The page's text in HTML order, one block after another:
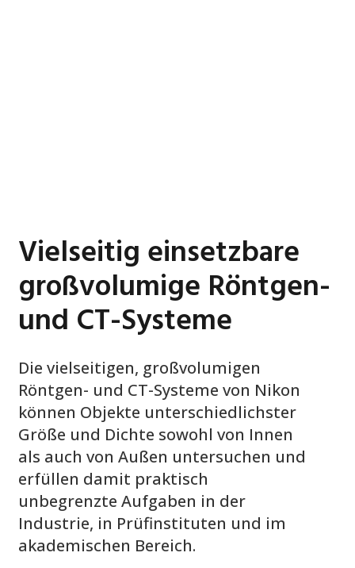
Vielseitig einsetzbare
großvolumige Röntgen-
und CT-Systeme
Die vielseitigen, großvolumigen
Röntgen- und CT-Systeme von Nikon
können Objekte unterschiedlichster
Größe und Dichte sowohl von Innen
als auch von Außen untersuchen und
erfüllen damit praktisch
unbegrenzte Aufgaben in der
Industrie, in Prüfinstituten und im
akademischen Bereich.